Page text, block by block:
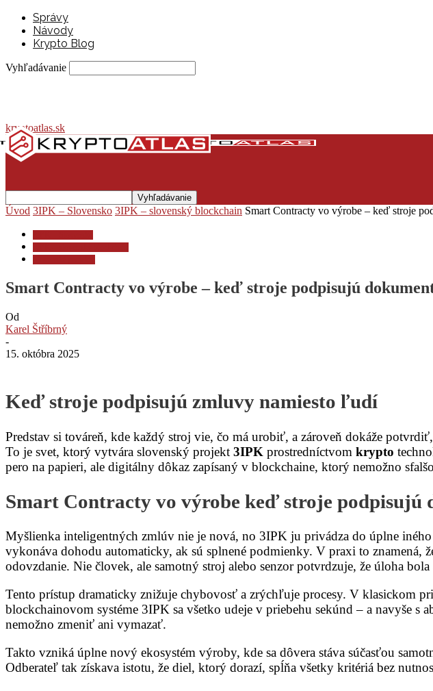
Správy
Návody
Krypto Blog
Vyhľadávanie
kryptoatlas.sk
Úvod 3IPK – Slovensko 3IPK – slovenský blockchain Smart Contracty vo výrobe – keď stroje
Smart Contracty vo výrobe – keď stroje podpisujú
Od
Karel Štříbrný
-
15. októbra 2025
Keď stroje podpisujú zmluvy namiesto ľudí
Predstav si továreň, kde každý stroj vie, čo má urobiť, a zároveň dokáže
To je svet, ktorý vytvára slovenský projekt 3IPK prostredníctvom krypto
pero na papieri, ale digitálny dôkaz zapísaný v blockchaine, ktorý nemožno
Smart Contracty vo výrobe keď stroje podpisujú
Myšlienka inteligentných zmlúv nie je nová, no 3IPK ju privádza do úplne
vykonáva dohodu automaticky, ak sú splnené podmienky. V praxi to znamená,
odovzdanie. Nie človek, ale samotný stroj alebo senzor potvrdzuje, že úloha
Tento prístup dramaticky znižuje chybovosť a zrýchľuje procesy. V klasickom
blockchainovom systéme 3IPK sa všetko udeje v priebehu sekúnd – a navyše
nemožno zmeniť ani vymazať.
Takto vzniká úplne nový ekosystém výroby, kde sa dôvera stáva súčasťou
Odberateľ tak získava istotu, že diel, ktorý dorazí, spĺňa všetky kritériá bez